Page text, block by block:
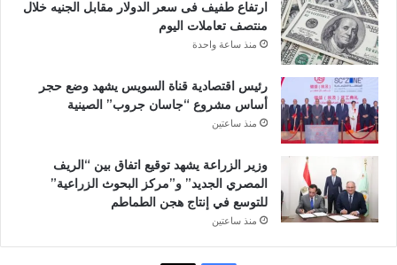
ارتفاع طفيف فى سعر الدولار مقابل الجنيه خلال
منتصف تعاملات اليوم
منذ ساعة واحدة
رئيس اقتصادية قناة السويس يشهد وضع حجر
أساس مشروع “جاسان جروب” الصينية
منذ ساعتين
وزير الزراعة يشهد توقيع اتفاق بين “الريف
المصري الجديد” و”مركز البحوث الزراعية”
للتوسع في إنتاج هجن الطماطم
منذ ساعتين